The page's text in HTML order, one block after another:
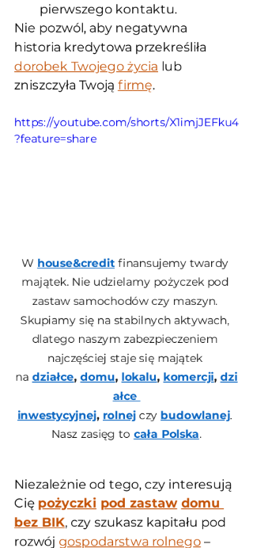
pierwszego kontaktu.
Nie pozwól, aby negatywna
historia kredytowa przekreśliła
dorobek Twojego życia lub
zniszczyła Twoją firmę.
https://youtube.com/shorts/X1imjJEFku4
?feature=share
W house&credit finansujemy twardy
majątek. Nie udzielamy pożyczek pod
zastaw samochodów czy maszyn.
Skupiamy się na stabilnych aktywach,
dlatego naszym zabezpieczeniem
najczęściej staje się majątek
na działce, domu, lokalu, komercji, dzi
ałce
inwestycyjnej, rolnej czy budowlanej.
Nasz zasięg to cała Polska.
Niezależnie od tego, czy interesują
Cię pożyczki pod zastaw domu
bez BIK, czy szukasz kapitału pod
rozwój gospodarstwa rolnego –